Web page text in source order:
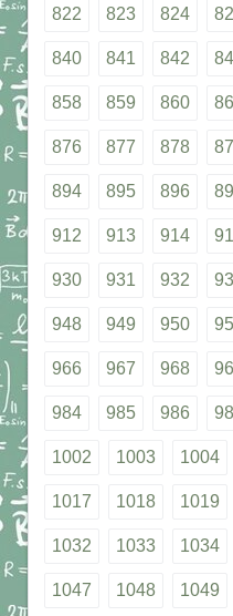
822 823 824
840 841 842
858 859 860
876 877 878
894 895 896
912 913 914
930 931 932
948 949 950
966 967 968
984 985 986
1002 1003 1004
1017 1018 1019
1032 1033 1034
1047 1048 1049